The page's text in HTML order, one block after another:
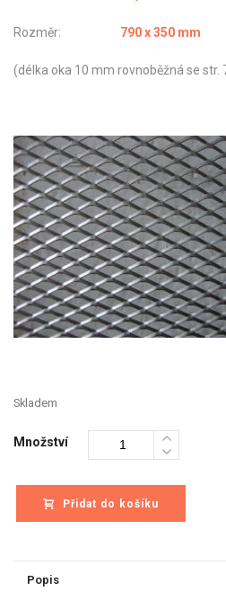
Rozměr: 790 x 350 mm
(délka oka 10 mm rovnoběžná se str.
Skladem
Množství
Přidat do košíku
Popis